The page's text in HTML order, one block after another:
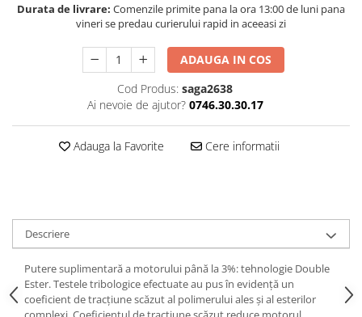
Durata de livrare: Comenzile primite pana la ora 13:00 de luni pana
vineri se predau curierului rapid in aceeasi zi
ADAUGA IN COS
Cod Produs: saga2638
Ai nevoie de ajutor? 0746.30.30.17
Adauga la Favorite Cere informatii
Descriere
Putere suplimentară a motorului până la 3%: tehnologie Double
Ester. Testele tribologice efectuate au pus în evidență un
coeficient de tracțiune scăzut al polimerului ales și al esterilor